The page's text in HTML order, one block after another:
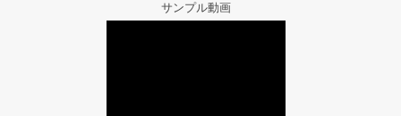
サンプル動画